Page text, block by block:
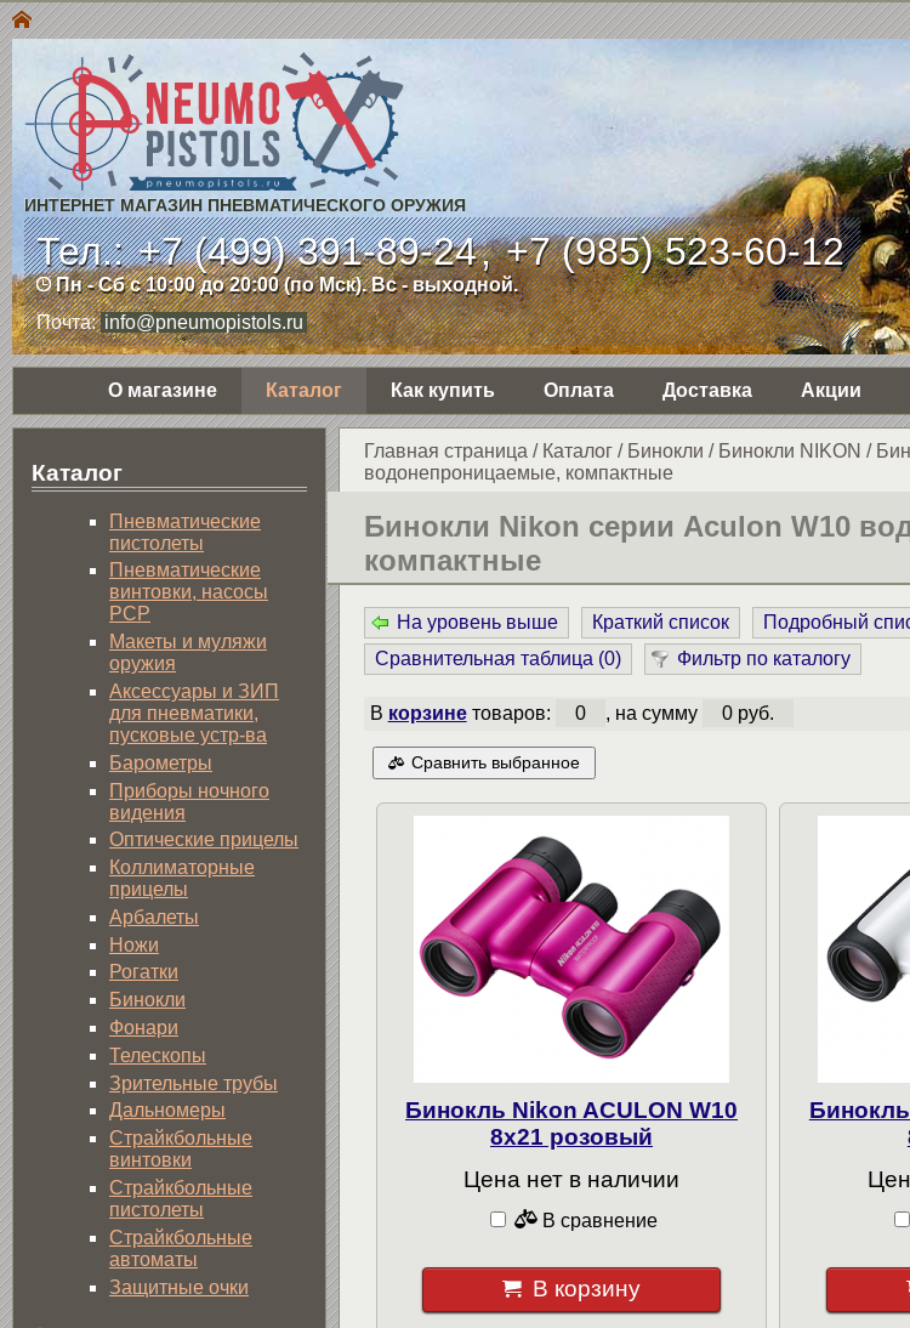
ИНТЕРНЕТ МАГАЗИН ПНЕВМАТИЧЕСКОГО ОРУЖИЯ
Тел.:+7 (499) 391-89-24,+7 (985) 523-60-12
Пн - Сб с 10:00 до 20:00 (по Мск). Вс - выходной.
Почта: info@pneumopistols.ru
О магазине Каталог Как купить Оплата Доставка Акции
Главная страница / Каталог/ Бинокли / Бинокли NIKON /
водонепроницаемые, компактные
Бинокли Nikon серии Aculon W10
компактные
На уровень выше Краткий список
Подробный
Сравнительная таблица (0) Фильтр по каталогу
В корзинетоваров: 0 , на сумму 0 руб.
Сравнить выбранное
Бинокль Nikon ACULON W10
8x21 розовый
Цена нет в наличии
В сравнение
В корзину
Каталог
Пнев­ма­ти­чес­кие
пистолеты
Пневматические
винтовки, насосы
PCP
Макеты и муляжи
оружия
Аксессуары и ЗИП
для пневматики,
пусковые устр-ва
Барометры
Приборы ночного
видения
Оптические прицелы
Коллиматорные
прицелы
Арбалеты
Ножи
Рогатки
Бинокли
Фонари
Телескопы
Зрительные трубы
Дальномеры
Страйкбольные
винтовки
Страйкбольные
пистолеты
Страйкбольные
автоматы
Защитные очки